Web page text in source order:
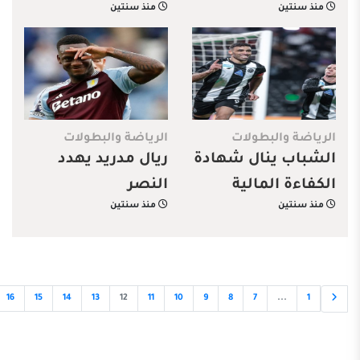
الرائد
منذ سنتين
وليفربول يكتسح
إبسويتش
منذ سنتين
الرياضة والبطولات
الشباب ينال شهادة
الكفاءة المالية
منذ سنتين
الرياضة والبطولات
ريال مدريد يهدد
النصر
منذ سنتين
1
...
7
8
9
10
11
12
13
14
15
16